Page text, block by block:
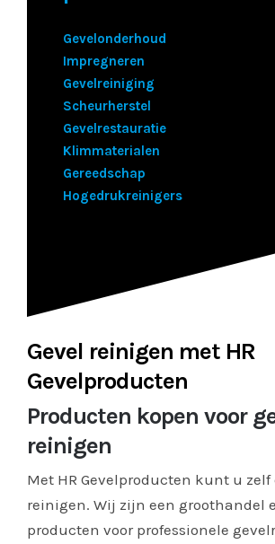
Gevelonderhoud
Impregneren
Gevelreiniging
Scheurherstel
Gevelrestauratie
Klimmaterialen
Gereedschap
Hogedrukreinigers
Gevel reinigen met HR
Gevelproducten
Producten kopen voor
reinigen
Met HR Gevelproducten kunt u zelf
reinigen. Wij zijn een groothandel
producten voor professionele